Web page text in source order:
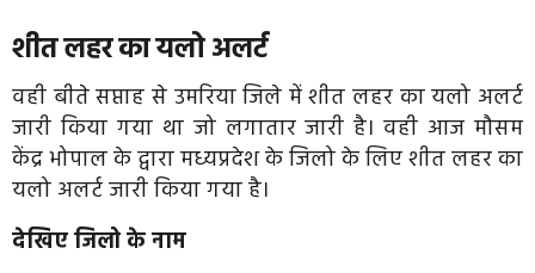
शीत लहर का यलो अलर्ट
वही बीते सप्ताह से उमरिया जिले में शीत लहर का यलो अलर्ट
जारी किया गया था जो लगातार जारी है। वही आज मौसम
केंद्र भोपाल के द्वारा मध्यप्रदेश के जिलो के लिए शीत लहर का
यलो अलर्ट जारी किया गया है।
देखिए जिलो के नाम